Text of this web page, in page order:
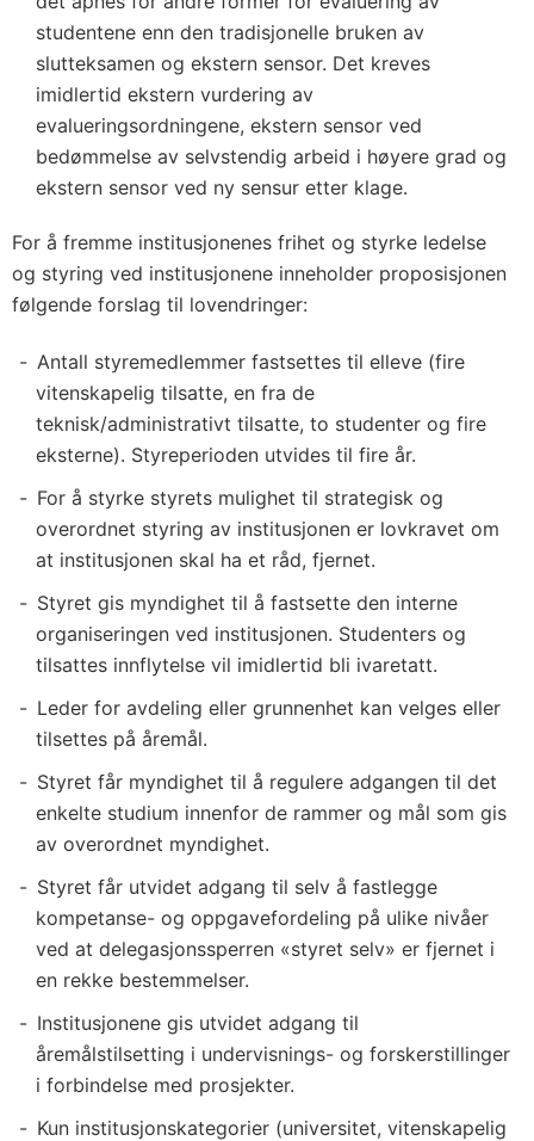
studentene enn den tradisjonelle bruken av
slutteksamen og ekstern sensor. Det kreves
imidlertid ekstern vurdering av
evalueringsordningene, ekstern sensor ved
bedømmelse av selvstendig arbeid i høyere grad og
ekstern sensor ved ny sensur etter klage.
For å fremme institusjonenes frihet og styrke ledelse
og styring ved institusjonene inneholder proposisjonen
følgende forslag til lovendringer:
Antall styremedlemmer fastsettes til elleve (fire
vitenskapelig tilsatte, en fra de
teknisk/administrativt tilsatte, to studenter og fire
eksterne). Styreperioden utvides til fire år.
For å styrke styrets mulighet til strategisk og
overordnet styring av institusjonen er lovkravet om
at institusjonen skal ha et råd, fjernet.
Styret gis myndighet til å fastsette den interne
organiseringen ved institusjonen. Studenters og
tilsattes innflytelse vil imidlertid bli ivaretatt.
Leder for avdeling eller grunnenhet kan velges eller
tilsettes på åremål.
Styret får myndighet til å regulere adgangen til det
enkelte studium innenfor de rammer og mål som gis
av overordnet myndighet.
Styret får utvidet adgang til selv å fastlegge
kompetanse- og oppgavefordeling på ulike nivåer
ved at delegasjonssperren «styret selv» er fjernet i
en rekke bestemmelser.
Institusjonene gis utvidet adgang til
åremålstilsetting i undervisnings- og forskerstillinger
i forbindelse med prosjekter.
Kun institusjonskategorier (universitet, vitenskapelig